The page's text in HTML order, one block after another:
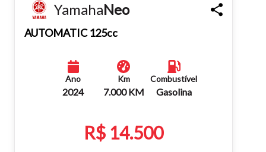
Fechar
YamahaNeo
AUTOMATIC 125cc
Ano
2024
Km
7.000 KM
Combustível
Gasolina
R$ 14.500